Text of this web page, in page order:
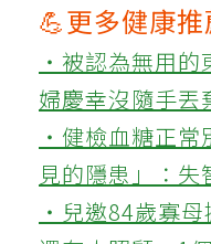
💪更多健康推
‧被認為無用的
婦慶幸沒隨手丟
‧健檢血糖正常
見的隱患」：失
‧兒邀84歲寡母